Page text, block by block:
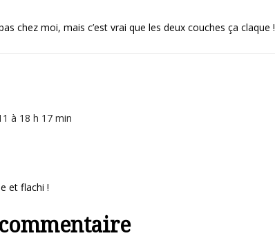
chez moi, mais c’est vrai que les deux couches ça claque !
à 18 h 17 min
et flachi !